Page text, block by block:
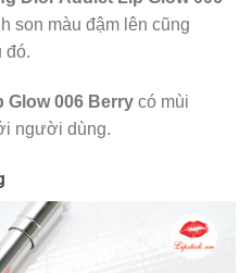
son màu đậm lên cũng
đó.
Glow 006 Berry có mùi
người dùng.